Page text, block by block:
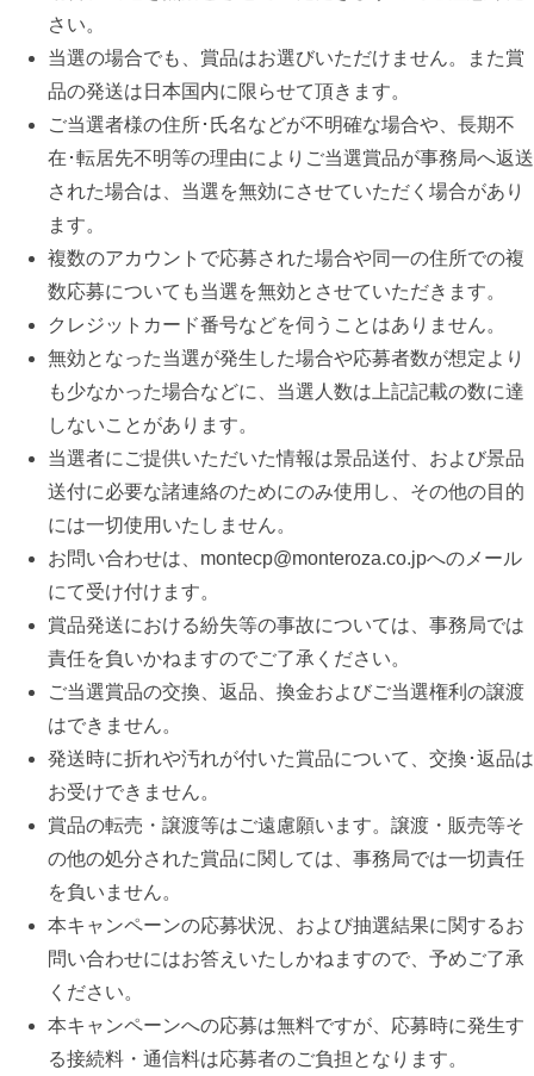
さい。
当選の場合でも、賞品はお選びいただけません。また賞
品の発送は日本国内に限らせて頂きます。
ご当選者様の住所･氏名などが不明確な場合や、長期不
在･転居先不明等の理由によりご当選賞品が事務局へ返送
された場合は、当選を無効にさせていただく場合があり
ます。
複数のアカウントで応募された場合や同⼀の住所での複
数応募についても当選を無効とさせていただきます。
クレジットカード番号などを伺うことはありません。
無効となった当選が発⽣した場合や応募者数が想定より
も少なかった場合などに、当選⼈数は上記記載の数に達
しないことがあります。
当選者にご提供いただいた情報は景品送付、および景品
送付に必要な諸連絡のためにのみ使⽤し、その他の⽬的
には⼀切使⽤いたしません。
お問い合わせは、montecp@monteroza.co.jpへのメール
にて受け付けます。
賞品発送における紛失等の事故については、事務局では
責任を負いかねますのでご了承ください。
ご当選賞品の交換、返品、換金およびご当選権利の譲渡
はできません。
発送時に折れや汚れが付いた賞品について、交換･返品は
お受けできません。
賞品の転売・譲渡等はご遠慮願います。譲渡・販売等そ
の他の処分された賞品に関しては、事務局では一切責任
を負いません。
本キャンペーンの応募状況、および抽選結果に関するお
問い合わせにはお答えいたしかねますので、予めご了承
ください。
本キャンペーンへの応募は無料ですが、応募時に発生す
る接続料・通信料は応募者のご負担となります。